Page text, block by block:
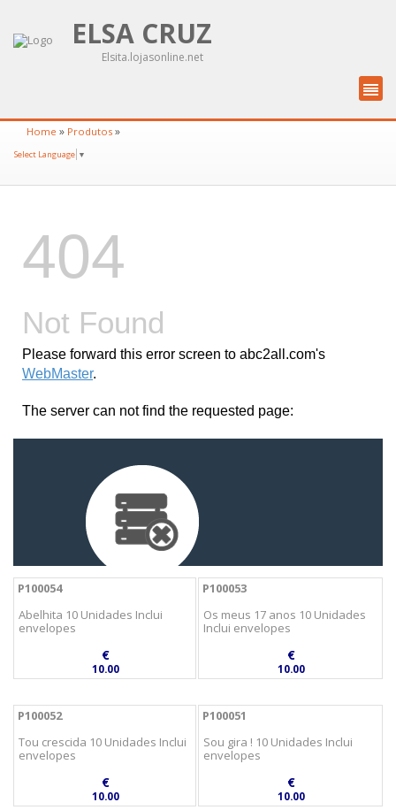
ELSA CRUZ
Elsita.lojasonline.net
Home » Produtos »
Select Language ▼
P100054
Abelhita 10 Unidades Inclui
envelopes
€
10.00
P100053
Os meus 17 anos 10 Unidades
Inclui envelopes
€
10.00
P100052
Tou crescida 10 Unidades Inclui
envelopes
€
10.00
P100051
Sou gira ! 10 Unidades Inclui
envelopes
€
10.00